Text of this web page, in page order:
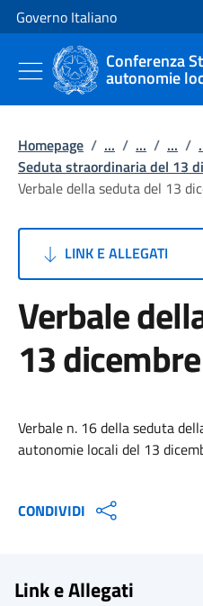
Vai al contenuto
Vai alla navigazione del sito
Governo Italiano
Conferenza
autonomie
Homepage / ... / ... / ... /
Seduta straordinaria del 13
Verbale della seduta del 13
LINK E ALLEGATI
Verbale
13
Verbale n. 16 della seduta
autonomie locali del 13
CONDIVIDI
Link e Allegati